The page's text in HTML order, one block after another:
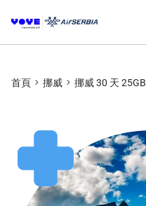
首頁 挪威 挪威 30 天 25GB